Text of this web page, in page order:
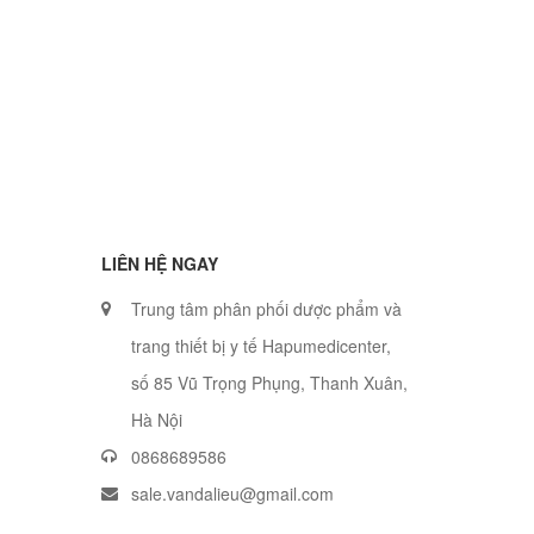
LIÊN HỆ NGAY
Trung tâm phân phối dược phẩm và
trang thiết bị y tế Hapumedicenter,
số 85 Vũ Trọng Phụng, Thanh Xuân,
Hà Nội
0868689586
sale.vandalieu@gmail.com